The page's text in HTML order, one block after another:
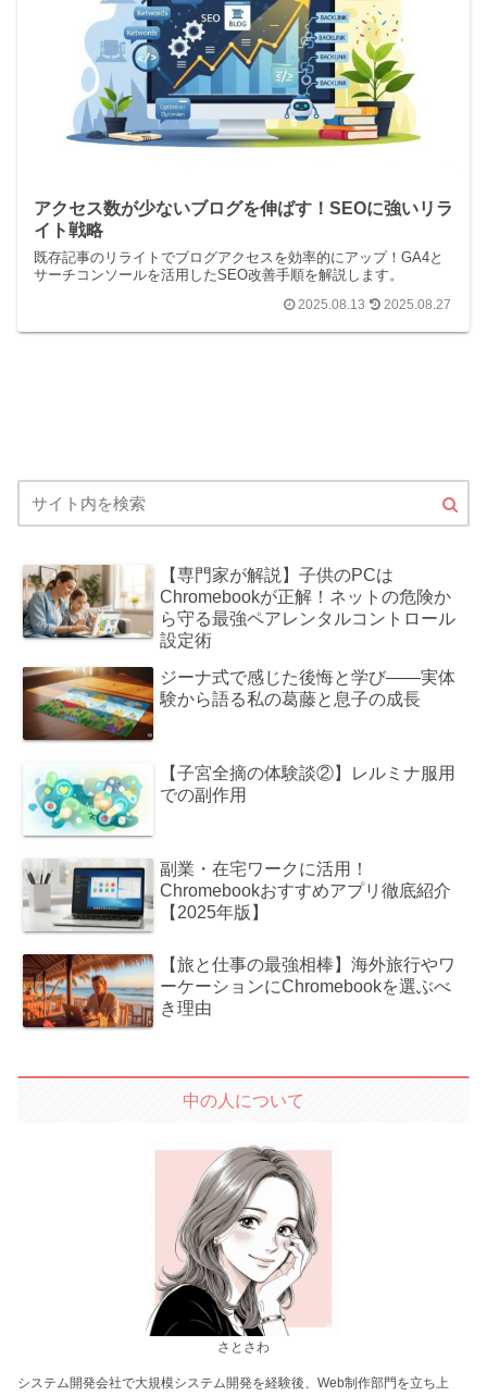
アクセス数が少ないブログを伸ばす！SEOに強いリラ
イト戦略
既存記事のリライトでブログアクセスを効率的にアップ！GA4と
サーチコンソールを活用したSEO改善手順を解説します。
2025.08.13 2025.08.27
【専門家が解説】子供のPCは
Chromebookが正解！ネットの危険か
ら守る最強ペアレンタルコントロール
設定術
ジーナ式で感じた後悔と学び――実体
験から語る私の葛藤と息子の成長
【子宮全摘の体験談②】レルミナ服用
での副作用
副業・在宅ワークに活用！
Chromebookおすすめアプリ徹底紹介
【2025年版】
【旅と仕事の最強相棒】海外旅行やワ
ーケーションにChromebookを選ぶべ
き理由
中の人について
さとさわ
システム開発会社で大規模システム開発を経験後、Web制作部門を立ち上